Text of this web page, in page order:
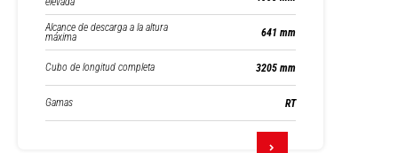
Alcance de descarga a la altura
máxima 641 mm
Cubo de longitud completa 3205 mm
Gamas RT